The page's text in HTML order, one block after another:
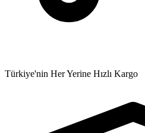
Türkiye'nin Her Yerine Hızlı Kargo